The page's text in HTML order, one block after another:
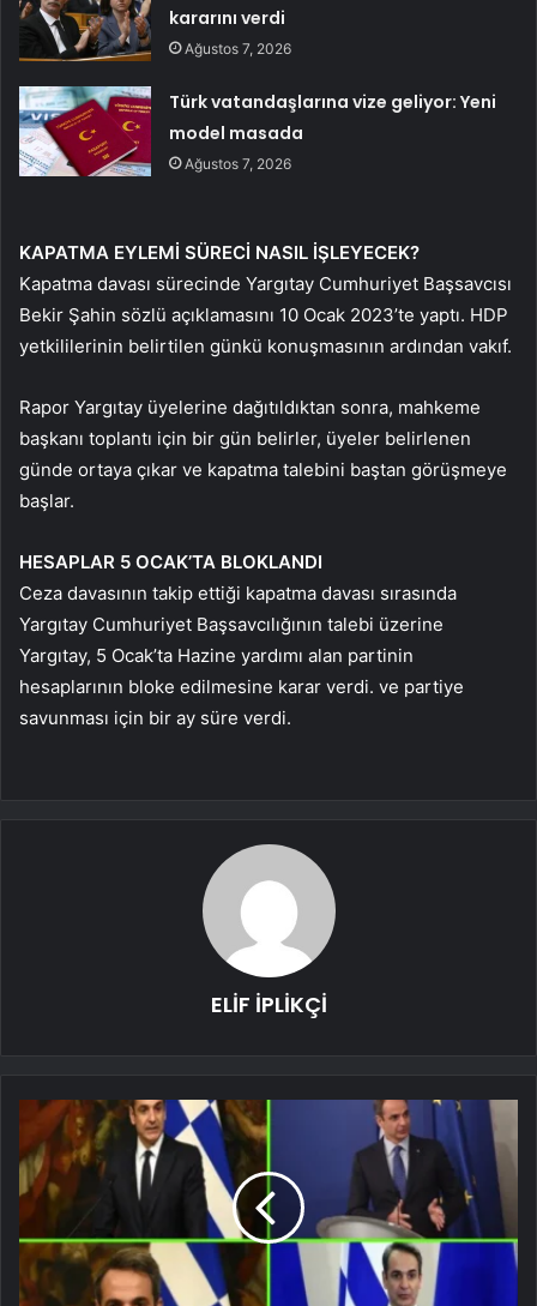
kararını verdi
Ağustos 7, 2026
Türk vatandaşlarına vize geliyor: Yeni
model masada
Ağustos 7, 2026
KAPATMA EYLEMİ SÜRECİ NASIL İŞLEYECEK?
Kapatma davası sürecinde Yargıtay Cumhuriyet Başsavcısı
Bekir Şahin sözlü açıklamasını 10 Ocak 2023’te yaptı. HDP
yetkililerinin belirtilen günkü konuşmasının ardından vakıf.
Rapor Yargıtay üyelerine dağıtıldıktan sonra, mahkeme
başkanı toplantı için bir gün belirler, üyeler belirlenen
günde ortaya çıkar ve kapatma talebini baştan görüşmeye
başlar.
HESAPLAR 5 OCAK’TA BLOKLANDI
Ceza davasının takip ettiği kapatma davası sırasında
Yargıtay Cumhuriyet Başsavcılığının talebi üzerine
Yargıtay, 5 Ocak’ta Hazine yardımı alan partinin
hesaplarının bloke edilmesine karar verdi. ve partiye
savunması için bir ay süre verdi.
ELİF İPLİKÇİ